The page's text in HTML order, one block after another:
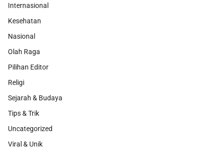
Internasional
Kesehatan
Nasional
Olah Raga
Pilihan Editor
Religi
Sejarah & Budaya
Tips & Trik
Uncategorized
Viral & Unik